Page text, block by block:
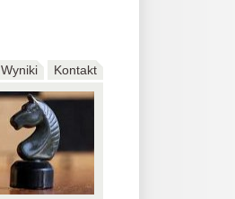
Wyniki Kontakt